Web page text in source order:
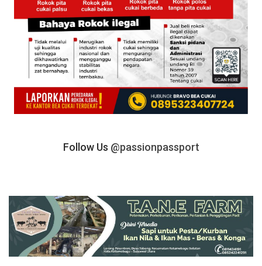
Follow Us @passionpassport